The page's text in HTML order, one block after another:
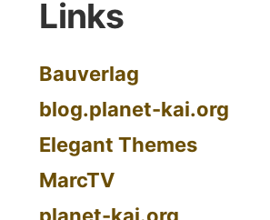
Links
Bauverlag
blog.planet-kai.org
Elegant Themes
MarcTV
planet-kai.org